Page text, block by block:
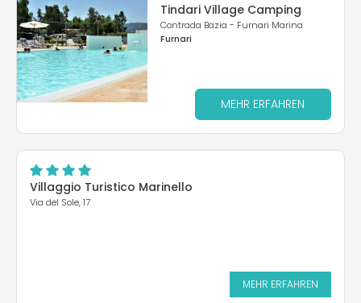
Tindari Village Camping
Contrada Bazia - Furnari Marina
Furnari
MEHR ERFAHREN
Villaggio Turistico Marinello
Via del Sole, 17
MEHR ERFAHREN